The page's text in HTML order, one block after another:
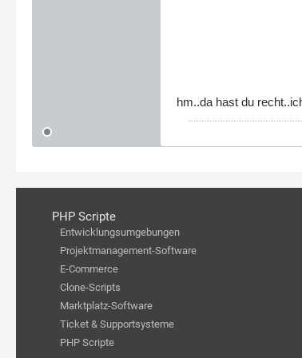
hm..da hast du
PHP Scripte
Entwicklungsumgebungen
Projektmanagement-Software
E-Commerce
Clone-Scripts
Marktplatz-Software
Ticket & Supportsysteme
PHP Scripte